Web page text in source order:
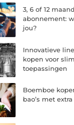
3, 6 of 12
abonnement:
jou?
Innovatieve
kopen voor
toepassingen
Boemboe
bao’s met